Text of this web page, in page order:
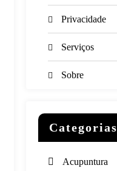
Privacidade
Serviços
Sobre
Categorias
Acupuntura